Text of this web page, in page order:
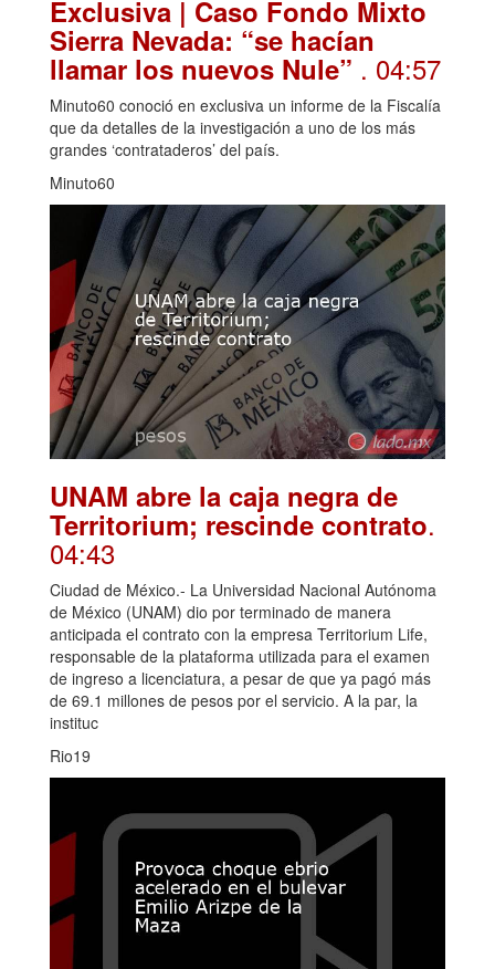
Exclusiva | Caso Fondo Mixto
Sierra Nevada: “se hacían
llamar los nuevos Nule” . 04:57
Minuto60 conoció en exclusiva un informe de la Fiscalía
que da detalles de la investigación a uno de los más
grandes ‘contrataderos’ del país.
Minuto60
UNAM abre la caja negra de
Territorium; rescinde contrato.
04:43
Ciudad de México.- La Universidad Nacional Autónoma
de México (UNAM) dio por terminado de manera
anticipada el contrato con la empresa Territorium Life,
responsable de la plataforma utilizada para el examen
de ingreso a licenciatura, a pesar de que ya pagó más
de 69.1 millones de pesos por el servicio. A la par, la
instituc
Rio19